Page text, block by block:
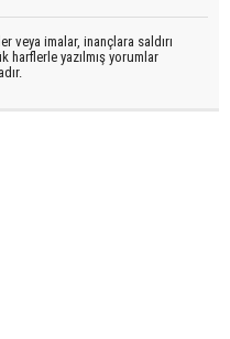
veya imalar, inançlara saldırı
harflerle yazılmış yorumlar